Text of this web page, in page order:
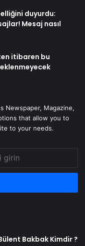
duyurdu:
Mesaj nasıl
itibaren bu
Newspaper, Magazine,
that allow you to
to your needs.
Bakbak Kimdir ?